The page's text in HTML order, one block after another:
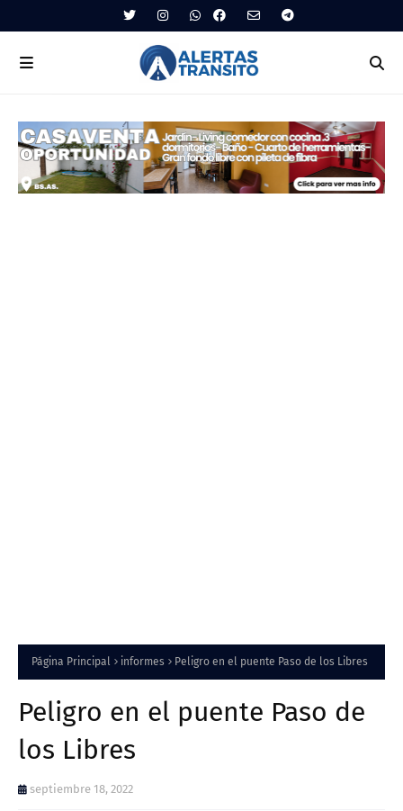
Página Principal informes Peligro en el puente Paso de los Libres
Peligro en el puente Paso de
los Libres
septiembre 18, 2022